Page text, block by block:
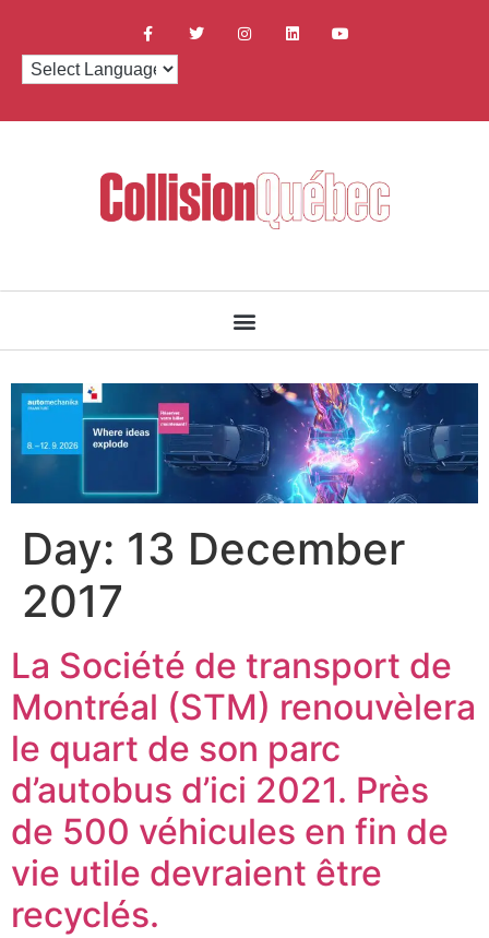
Day: 13 December
2017
La Société de transport de
Montréal (STM) renouvèlera
le quart de son parc
d’autobus d’ici 2021. Près
de 500 véhicules en fin de
vie utile devraient être
recyclés.